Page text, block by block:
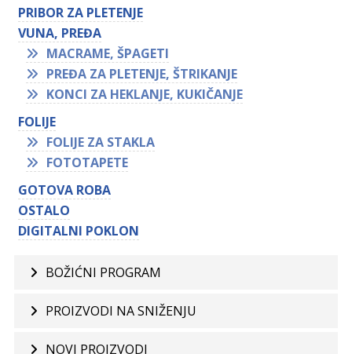
PRIBOR ZA PLETENJE
VUNA, PREĐA
MACRAME, ŠPAGETI
PREĐA ZA PLETENJE, ŠTRIKANJE
KONCI ZA HEKLANJE, KUKIČANJE
FOLIJE
FOLIJE ZA STAKLA
FOTOTAPETE
GOTOVA ROBA
OSTALO
DIGITALNI POKLON
BOŽIĆNI PROGRAM
PROIZVODI NA SNIŽENJU
NOVI PROIZVODI